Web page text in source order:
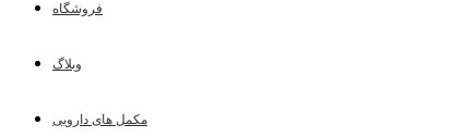
فروشگاه
وبلاگ
مکمل های دارویی